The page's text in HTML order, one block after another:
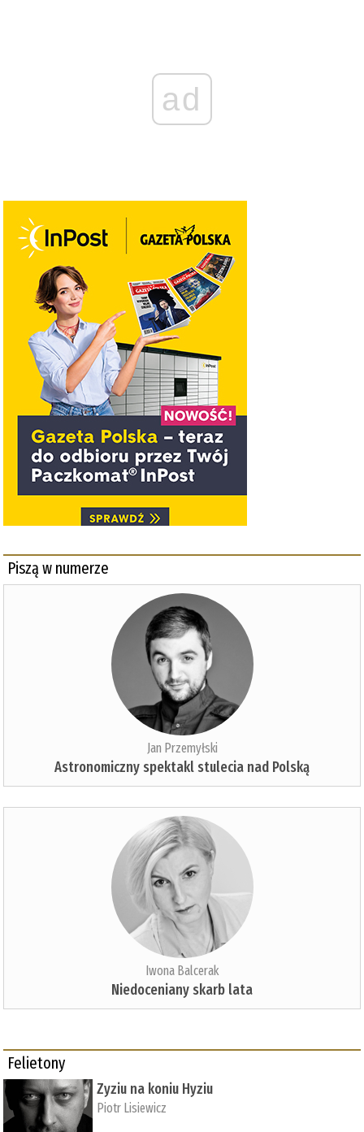
ad
Piszą w numerze
Jan Przemyłski
Astronomiczny spektakl stulecia nad Polską
Iwona Balcerak
Niedoceniany skarb lata
Felietony
Zyziu na koniu Hyziu
Piotr Lisiewicz